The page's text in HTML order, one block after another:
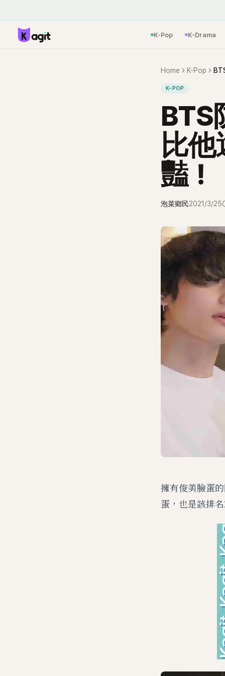
K-Pop K-Drama
Home K-Pop
K-POP
BTS
比他
豔！
泡菜鄉民2021/3/25
擁有俊美臉蛋
蛋，也是該排